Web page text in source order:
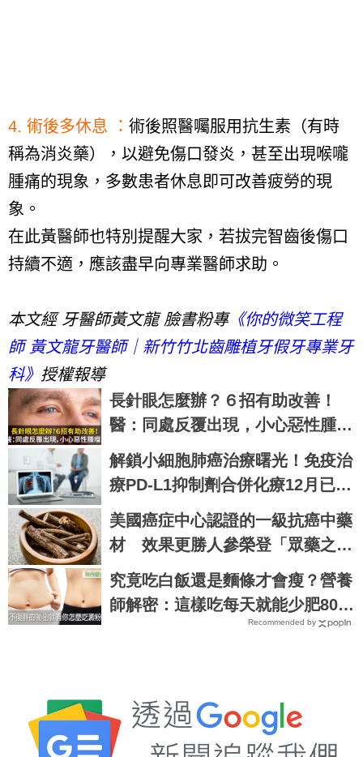
4. 術後多休息 ： 術後照醫囑服用抗生素（有時
稱為消炎藥），以避免傷口發炎，甚至出現喉嚨
腫痛的現象，多數患者休息即可改善疲勞的現
象。
在此黃醫師也特別提醒大家，若拔完智齒後傷口
持續不適，應該盡早向專業醫師求助。
本文經 牙醫師黃文龍 臉書粉專《你的微笑工程
師 黃文龍牙醫師｜新竹竹北齒雕植牙假牙專業牙
科》 授權報導
長針眼怎麼辦？６招有助改善！
醫：同處反覆出現，小心惡性腫
瘤。
解鎖小細胞肺癌治療曙光！免疫治
療PD-L1抑制劑合併化療12月已納
健保給付
美國癌症中心認證的一級抗癌中藥
材 效果更勝人參榮登「眾藥之
王」｜每日健康 Health
究竟吃白飯還是麵條才會瘦？營養
師解密：這樣吃每天就能少肥800
大卡，再也不落入復胖陷阱｜每日
Recommended by